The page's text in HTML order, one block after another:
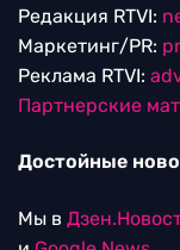
Редакция RTVI:
Маркетинг/PR:
Реклама RTVI:
Партнерские
Достойные
Мы в